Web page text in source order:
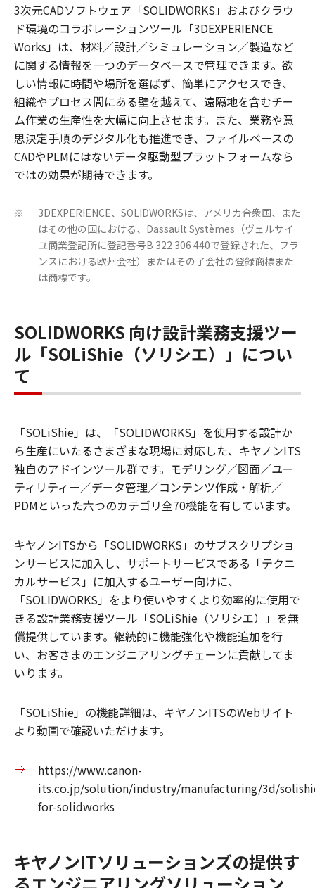
3次元CADソフトウェア「SOLIDWORKS」およびクラウ
ド環境のコラボレーションツール「3DEXPERIENCE
Works」は、材料／設計／シミュレーション／製造など
に関する情報を一つのデータベースで管理できます。欲
しい情報に時間や場所を選ばず、簡単にアクセスでき、
組織やプロセス間にある壁を越えて、遠隔地を含むチー
ム作業の生産性を大幅に向上させます。また、業務や意
思決定手順のデジタル化も推進でき、ファイルベースの
CADやPLMにはないデータ駆動型プラットフォームなら
ではの効果が期待できます。
※
3DEXPERIENCE、SOLIDWORKSは、アメリカ合衆国、また
はその他の国における、Dassault Systèmes（ヴェルサイ
ユ商業登記所に登記番号B 322 306 440で登録された、フラ
ンスにおける欧州会社）またはその子会社の登録商標また
は商標です。
SOLIDWORKS 向け設計業務支援ツー
ル「SOLiShie（ソリシエ）」につい
て
「SOLiShie」は、「SOLIDWORKS」を使用する設計か
ら生産にいたるさまざまな現場に対応した、キヤノンITS
独自のアドインツール群です。モデリング／図面／ユー
ティリティー／データ管理／コンテンツ作成・解析／
PDMといった六つのカテゴリ全70機能を有しています。
キヤノンITSから「SOLIDWORKS」のサブスクリプショ
ンサービスに加入し、サポートサービスである「テクニ
カルサービス」に加入するユーザー向けに、
「SOLIDWORKS」をより使いやすくより効率的に使用で
きる設計業務支援ツール「SOLiShie（ソリシエ）」を無
償提供しています。継続的に機能強化や機能追加を行
い、お客さまのエンジニアリングチェーンに貢献してま
いります。
「SOLiShie」の機能詳細は、キヤノンITSのWebサイト
より動画で確認いただけます。
https://www.canon-
its.co.jp/solution/industry/manufacturing/3d/
for-solidworks
キヤノンITソリューションズの提供す